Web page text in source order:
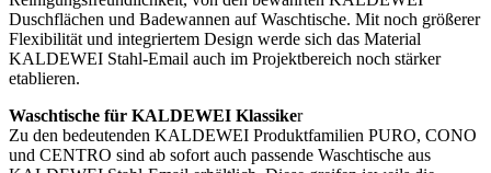
Duschflächen und Badewannen auf Waschtische. Mit noch größerer
Flexibilität und integriertem Design werde sich das Material
KALDEWEI Stahl-Email auch im Projektbereich noch stärker
etablieren.
Waschtische für KALDEWEI Klassiker
Zu den bedeutenden KALDEWEI Produktfamilien PURO, CONO
und CENTRO sind ab sofort auch passende Waschtische aus